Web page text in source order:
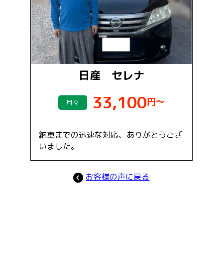
日産 セレナ
月々 33,100円～
納車までの迅速な対応、ありがとうござ
いました。
お客様の声に戻る